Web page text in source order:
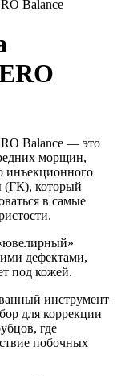
Balance
Balance — это
морщин,
инъекционного
(ГК), который
в самые
дефектами,
под кожей.
инструмент
для коррекции
где
побочных